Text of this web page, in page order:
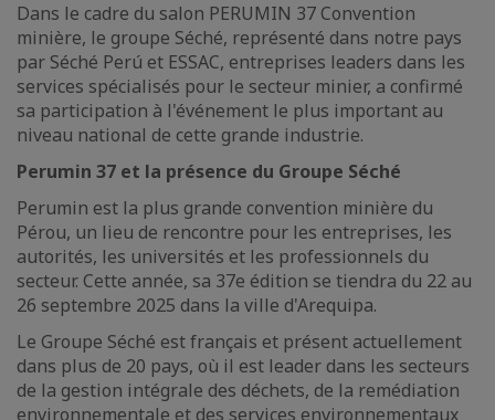
Dans le cadre du salon PERUMIN 37 Convention
minière, le groupe Séché, représenté dans notre pays
par Séché Perú et ESSAC, entreprises leaders dans les
services spécialisés pour le secteur minier, a confirmé
sa participation à l'événement le plus important au
niveau national de cette grande industrie.
Perumin 37 et la présence du Groupe Séché
Perumin est la plus grande convention minière du
Pérou, un lieu de rencontre pour les entreprises, les
autorités, les universités et les professionnels du
secteur. Cette année, sa 37e édition se tiendra du 22 au
26 septembre 2025 dans la ville d'Arequipa.
Le Groupe Séché est français et présent actuellement
dans plus de 20 pays, où il est leader dans les secteurs
de la gestion intégrale des déchets, de la remédiation
environnementale et des services environnementaux